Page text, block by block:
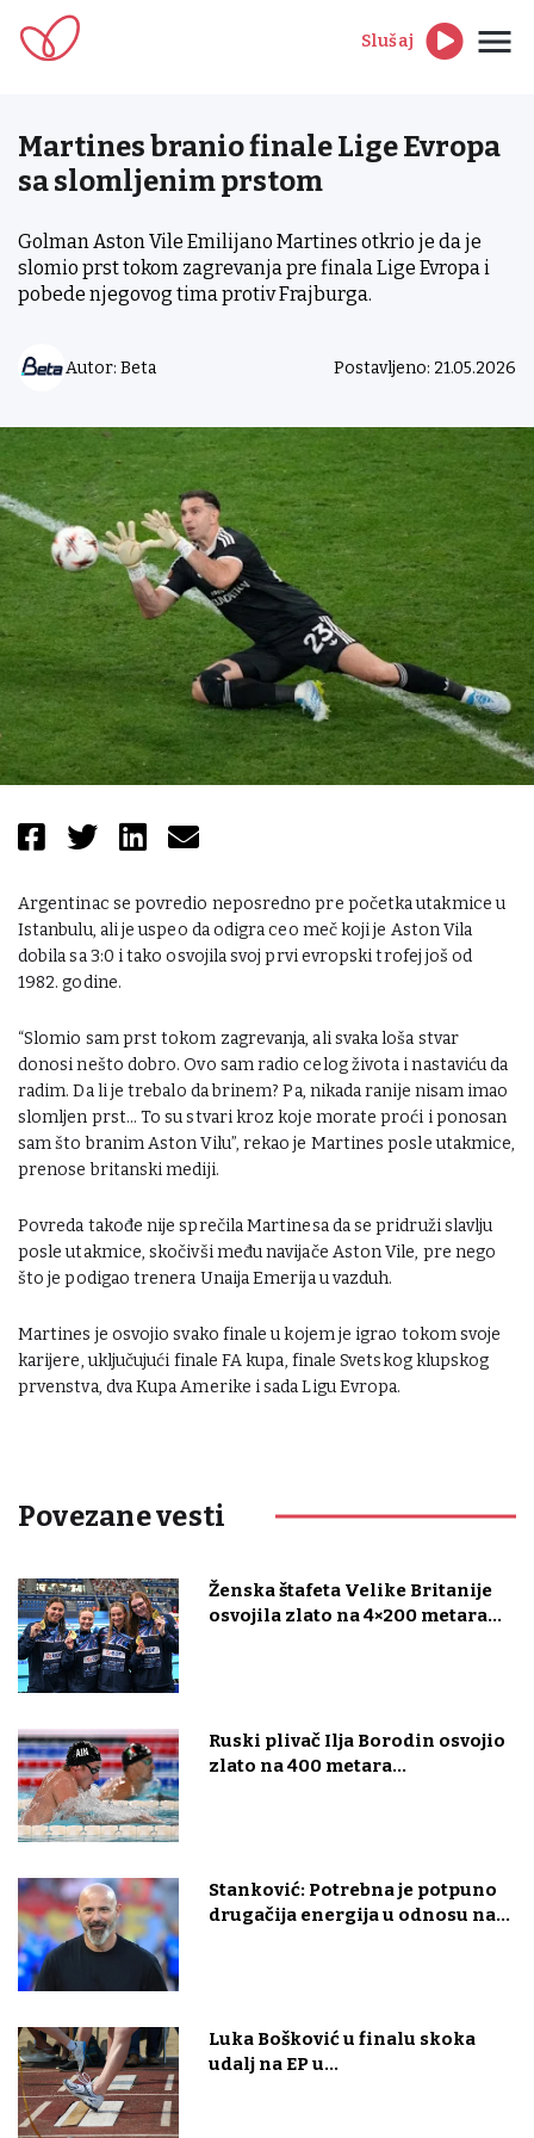
Slušaj
Martines branio finale Lige Evropa
sa slomljenim prstom
Golman Aston Vile Emilijano Martines otkrio je da je
slomio prst tokom zagrevanja pre finala Lige Evropa i
pobede njegovog tima protiv Frajburga.
Autor: Beta Postavljeno: 21.05.2026
Argentinac se povredio neposredno pre početka utakmice u
Istanbulu, ali je uspeo da odigra ceo meč koji je Aston Vila
dobila sa 3:0 i tako osvojila svoj prvi evropski trofej još od
1982. godine.
“Slomio sam prst tokom zagrevanja, ali svaka loša stvar
donosi nešto dobro. Ovo sam radio celog života i nastaviću da
radim. Da li je trebalo da brinem? Pa, nikada ranije nisam imao
slomljen prst… To su stvari kroz koje morate proći i ponosan
sam što branim Aston Vilu”, rekao je Martines posle utakmice,
prenose britanski mediji.
Povreda takođe nije sprečila Martinesa da se pridruži slavlju
posle utakmice, skočivši među navijače Aston Vile, pre nego
što je podigao trenera Unaija Emerija u vazduh.
Martines je osvojio svako finale u kojem je igrao tokom svoje
karijere, uključujući finale FA kupa, finale Svetskog klupskog
prvenstva, dva Kupa Amerike i sada Ligu Evropa.
Povezane vesti
Ženska štafeta Velike Britanije
osvojila zlato na 4×200 metara...
Ruski plivač Ilja Borodin osvojio
zlato na 400 metara...
Stanković: Potrebna je potpuno
drugačija energija u odnosu na...
Luka Bošković u finalu skoka
udalj na EP u...